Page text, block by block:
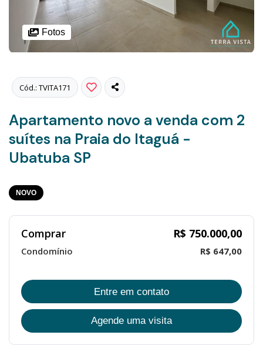
Fotos
Cód.: TVITA171
Apartamento novo a venda com 2
suítes na Praia do Itaguá -
Ubatuba SP
NOVO
Comprar R$ 750.000,00
Condomínio R$ 647,00
Entre em contato
Agende uma visita